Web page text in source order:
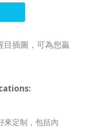
目插圖，可為您贏
來定制，包括內